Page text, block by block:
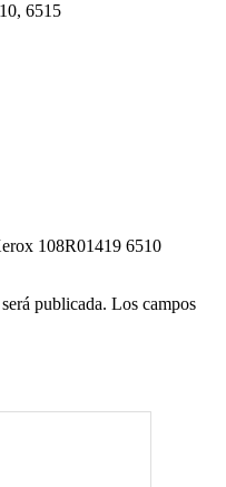
6515
108R01419 6510
publicada. Los campos